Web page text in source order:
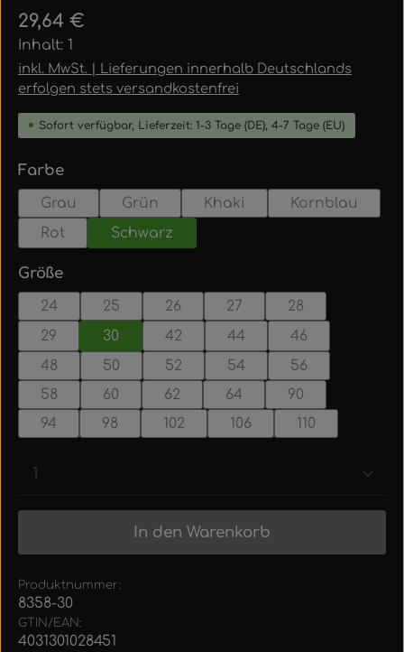
Regulärer Preis:
29,64 €
Inhalt: 1
inkl. MwSt. | Lieferungen innerhalb Deutschlands
erfolgen stets versandkostenfrei
Sofort verfügbar, Lieferzeit: 1-3 Tage (DE), 4-7 Tage (EU)
Farbeauswählen
Grau Grün Khaki
Kornblau
Rot
Schwarz
Größeauswählen
24 25 26 27
28
29
30 42 44
46
48
50 52 54
56
58
60 62 64
90
94
98 102 106 110
Produkt Anzahl: Gib den gewünschten Wert
In den Warenkorb
Produktnummer:
8358-30
GTIN/EAN:
4031301028451